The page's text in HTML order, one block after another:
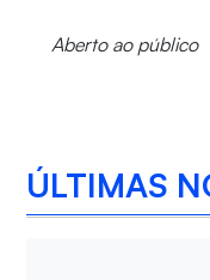
Aberto ao público
ÚLTIMAS